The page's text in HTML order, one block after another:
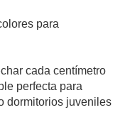
para
cada centímetro
perfecta para
dormitorios juveniles